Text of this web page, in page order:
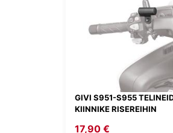
GIVI S951-S955
KIINNIKE RISEREIHIN
17,90 €